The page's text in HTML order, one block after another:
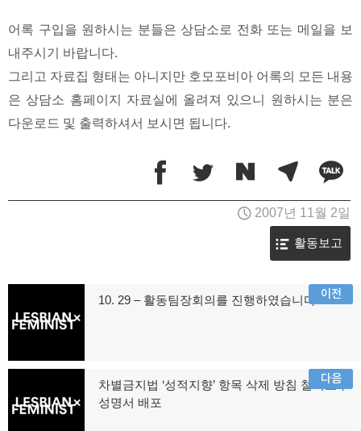
어록 구입을 원하시는 분들은 상담소로 전화 또는 메일을 보
내주시기 바랍니다.
그리고 자료집 형태는 아니지만 호모포비아 어록의 모든 내용
은 상담소 홈페이지 자료실에 올려져 있으니 원하시는 분은
다운로드 및 출력하셔서 보시면 됩니다.
2007년 11월 2일
활동보고
탐
색
이전
전
10. 29 – 활동팀장회의를 진행하였습니다.
다음
음
차별금지법 ‘성적지향’ 항목 삭제 방침 철회요구
성명서 배포